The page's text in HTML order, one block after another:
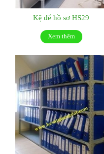
Kệ để hồ sơ HS29
Xem thêm